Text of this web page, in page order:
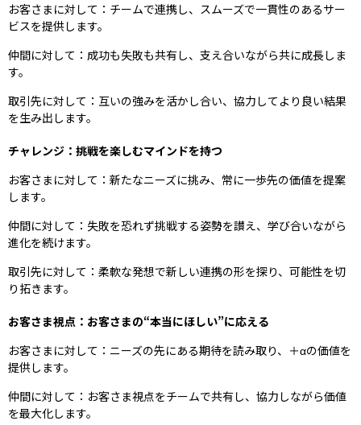
お客さまに対して：チームで連携し、スムーズで一貫性のあるサー
ビスを提供します。
仲間に対して：成功も失敗も共有し、支え合いながら共に成長しま
す。
取引先に対して：互いの強みを活かし合い、協力してより良い結果
を生み出します。
チャレンジ：挑戦を楽しむマインドを持つ
お客さまに対して：新たなニーズに挑み、常に一歩先の価値を提案
します。
仲間に対して：失敗を恐れず挑戦する姿勢を讃え、学び合いながら
進化を続けます。
取引先に対して：柔軟な発想で新しい連携の形を探り、可能性を切
り拓きます。
お客さま視点：お客さまの“本当にほしい”に応える
お客さまに対して：ニーズの先にある期待を読み取り、＋αの価値を
提供します。
仲間に対して：お客さま視点をチームで共有し、協力しながら価値
を最大化します。